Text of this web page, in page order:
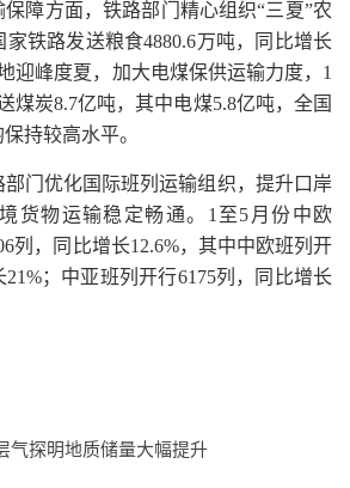
障方面，铁路部门精心组织“三夏”农
铁路发送粮食4880.6万吨，同比增长
迎峰度夏，加大电煤保供运输力度，1
煤炭8.7亿吨，其中电煤5.8亿吨，全国
持较高水平。
部门优化国际班列运输组织，提升口岸
货物运输稳定畅通。1至5月份中欧
列，同比增长12.6%，其中中欧班列开
；中亚班列开行6175列，同比增长
气探明地质储量大幅提升